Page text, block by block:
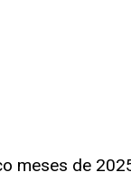
meses de